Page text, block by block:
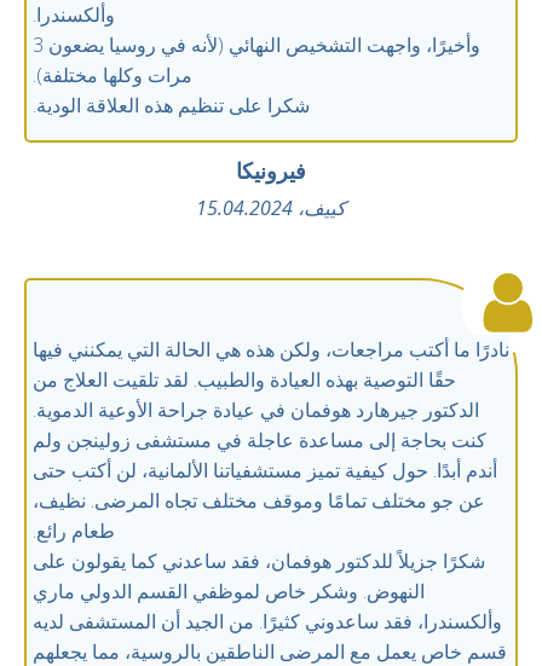
وألكسندرا.
وأخيرًا، واجهت التشخيص النهائي (لأنه في روسيا يضعون 3
مرات وكلها مختلفة).
شكرا على تنظيم هذه العلاقة الودية.
فيرونيكا
كييف، 15.04.2024
نادرًا ما أكتب مراجعات، ولكن هذه هي الحالة التي يمكنني فيها
حقًا التوصية بهذه العيادة والطبيب. لقد تلقيت العلاج من
الدكتور جيرهارد هوفمان في عيادة جراحة الأوعية الدموية.
كنت بحاجة إلى مساعدة عاجلة في مستشفى زولينجن ولم
أندم أبدًا. حول كيفية تميز مستشفياتنا الألمانية، لن أكتب حتى
عن جو مختلف تمامًا وموقف مختلف تجاه المرضى. نظيف،
طعام رائع.
شكرًا جزيلاً للدكتور هوفمان، فقد ساعدني كما يقولون على
النهوض. وشكر خاص لموظفي القسم الدولي ماري
وألكسندرا، فقد ساعدوني كثيرًا. من الجيد أن المستشفى لديه
قسم خاص يعمل مع المرضى الناطقين بالروسية، مما يجعلهم